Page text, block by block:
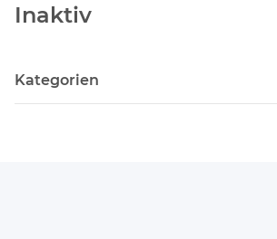
Inaktiv
Kategorien